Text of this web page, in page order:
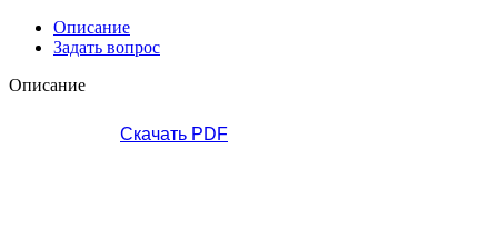
Описание
Задать вопрос
Описание
Скачать PDF